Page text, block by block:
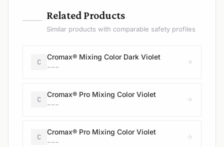
— Related Products
Similar products with comparable safety profiles
C
Cromax® Mixing Color Dark Violet
---
C
Cromax® Pro Mixing Color Violet
---
C
Cromax® Pro Mixing Color Violet
---